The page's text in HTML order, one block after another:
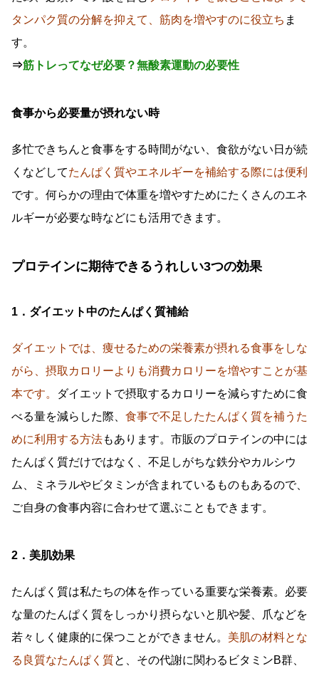
タンパク質の分解を抑えて、筋肉を増やすのに役立ち ま
す。
⇒筋トレってなぜ必要？無酸素運動の必要性
食事から必要量が摂れない時
多忙できちんと食事をする時間がない、食欲がない日が続
くなどしてたんぱく質やエネルギーを補給する際には便利
です。何らかの理由で体重を増やすためにたくさんのエネ
ルギーが必要な時などにも活用できます。
プロテインに期待できるうれしい3つの効果
1．ダイエット中のたんぱく質補給
ダイエットでは、痩せるための栄養素が摂れる食事をしな
がら、摂取カロリーよりも消費カロリーを増やすことが基
本です。
ダイエットで摂取するカロリーを減らすために食
べる量を減らした際、 食事で不足したたんぱく質を補うた
めに利用する方法もあります。市販のプロテインの中には
たんぱく質だけではなく、不足しがちな鉄分やカルシウ
ム、ミネラルやビタミンが含まれているものもあるので、
ご自身の食事内容に合わせて選ぶこともできます。
2．美肌効果
たんぱく質は私たちの体を作っている重要な栄養素。必要
な量のたんぱく質をしっかり摂らないと肌や髪、爪などを
若々しく健康的に保つことができません。 美肌の材料とな
る良質なたんぱく質と、その代謝に関わるビタミンB群、